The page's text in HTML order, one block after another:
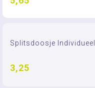
Splitsdoosje Individueel
3,25